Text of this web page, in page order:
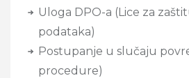
Uloga DPO-a (Lice za
podataka)
Postupanje u slučaju
procedure)